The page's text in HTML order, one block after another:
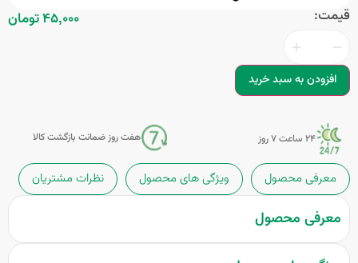
قیمت: 45,000 تومان
افزودن به سبد خرید
24 ساعت 7 روز هفت روز ضمانت بازگشت کالا
معرفی محصول ویژگی های محصول نظرات مشتریان
معرفی محصول